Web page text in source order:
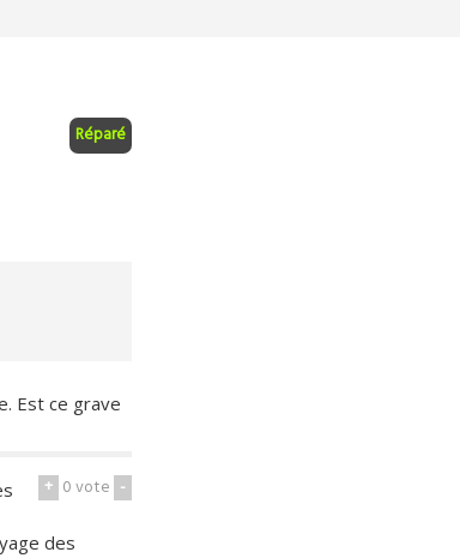
Réparé
Est ce grave
+ 0vote -
des